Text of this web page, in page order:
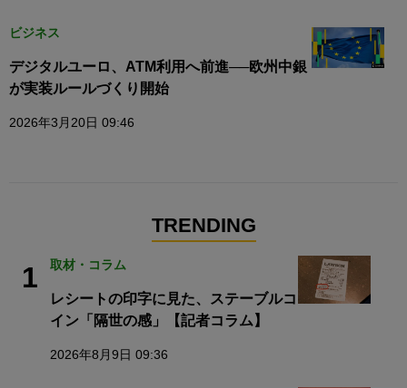
ビジネス
デジタルユーロ、ATM利用へ前進──欧州中銀
が実装ルールづくり開始
2026年3月20日 09:46
TRENDING
1 取材・コラム
レシートの印字に見た、ステーブルコ
イン「隔世の感」【記者コラム】
2026年8月9日 09:36